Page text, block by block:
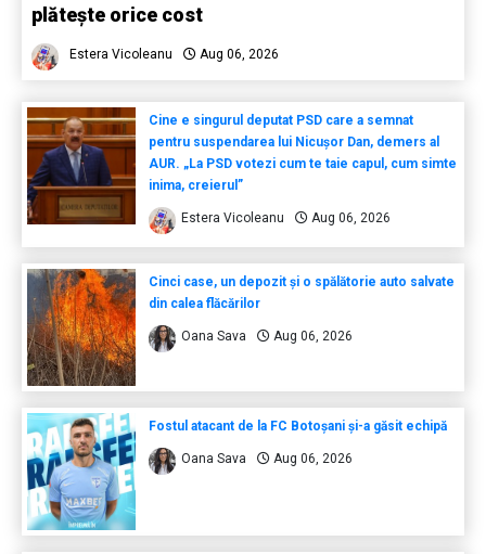
plătește orice cost
Estera Vicoleanu Aug 06, 2026
Cine e singurul deputat PSD care a semnat
pentru suspendarea lui Nicușor Dan, demers al
AUR. „La PSD votezi cum te taie capul, cum simte
inima, creierul”
Estera Vicoleanu Aug 06, 2026
Cinci case, un depozit și o spălătorie auto salvate
din calea flăcărilor
Oana Sava Aug 06, 2026
Fostul atacant de la FC Botoșani și-a găsit echipă
Oana Sava Aug 06, 2026